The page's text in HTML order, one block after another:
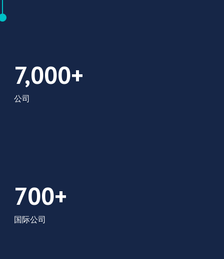
7,000+
公司
7,000+ 家公司
700+
国际公司
700+ 家国际公司